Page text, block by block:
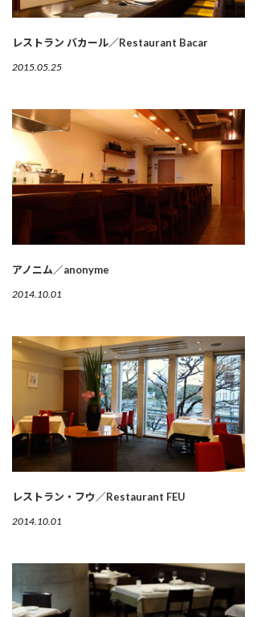
レストラン バカール／Restaurant Bacar
2015.05.25
アノニム／anonyme
2014.10.01
レストラン・フウ／Restaurant FEU
2014.10.01